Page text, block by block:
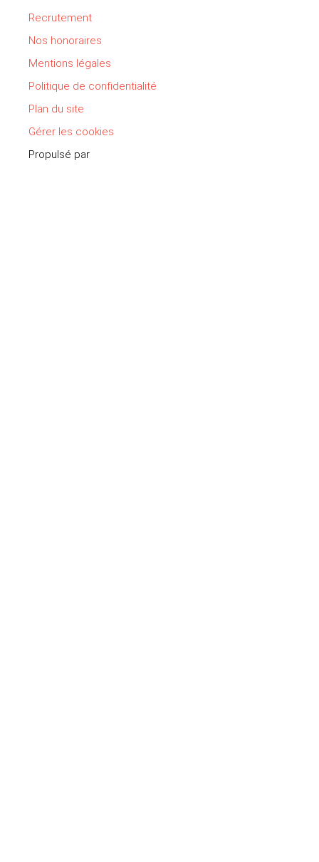
Recrutement
Nos honoraires
Mentions légales
Politique de confidentialité
Plan du site
Gérer les cookies
Propulsé par